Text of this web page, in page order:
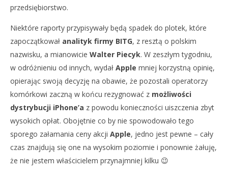
przedsiębiorstwo.
Niektóre raporty przypisywały będą spadek do plotek, które
zapoczątkował analityk firmy BITG, z resztą o polskim
nazwisku, a mianowicie Walter Piecyk. W zeszłym tygodniu,
w odróżnieniu od innych, wydał Apple mniej korzystną opinię,
opierając swoją decyzję na obawie, że pozostali operatorzy
komórkowi zaczną w końcu rezygnować z możliwości
dystrybucji iPhone’a z powodu konieczności uiszczenia zbyt
wysokich opłat. Obojętnie co by nie spowodowało tego
sporego załamania ceny akcji Apple, jedno jest pewne – cały
czas znajdują się one na wysokim poziomie i ponownie żałuję,
że nie jestem właścicielem przynajmniej kilku 😉